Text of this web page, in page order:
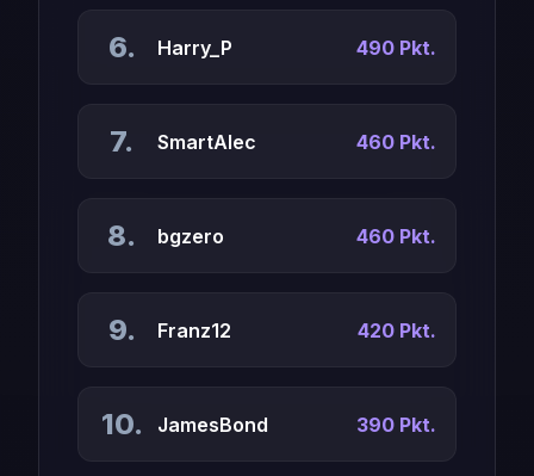
6. Harry_P 490 Pkt.
7. SmartAlec 460 Pkt.
8. bgzero 460 Pkt.
9. Franz12 420 Pkt.
10. JamesBond 390 Pkt.